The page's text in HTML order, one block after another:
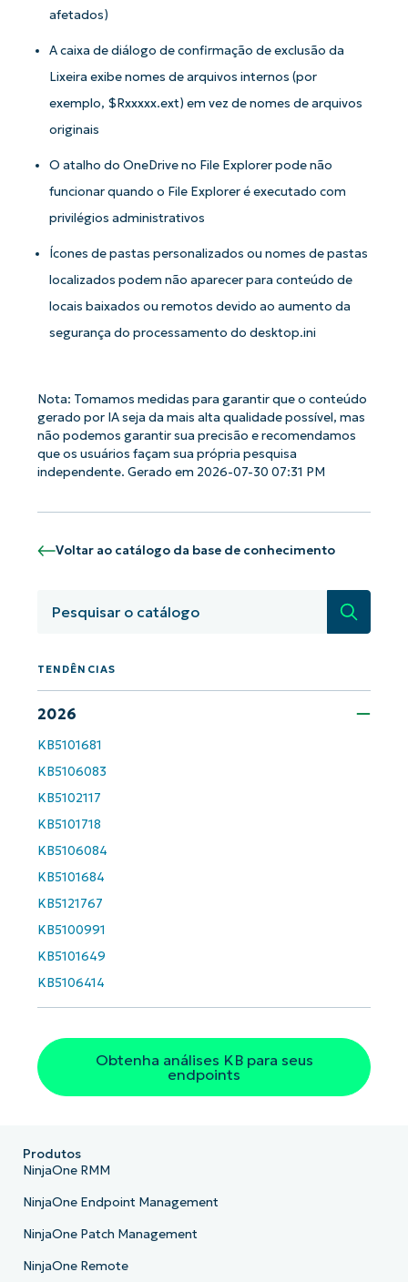
afetados)
A caixa de diálogo de confirmação de exclusão da
Lixeira exibe nomes de arquivos internos (por
exemplo, $Rxxxxx.ext) em vez de nomes de arquivos
originais
O atalho do OneDrive no File Explorer pode não
funcionar quando o File Explorer é executado com
privilégios administrativos
Ícones de pastas personalizados ou nomes de pastas
localizados podem não aparecer para conteúdo de
locais baixados ou remotos devido ao aumento da
segurança do processamento do desktop.ini
Nota: Tomamos medidas para garantir que o conteúdo
gerado por IA seja da mais alta qualidade possível, mas
não podemos garantir sua precisão e recomendamos
que os usuários façam sua própria pesquisa
independente. Gerado em 2026-07-30 07:31 PM
Voltar ao catálogo da base de conhecimento
TENDÊNCIAS
2026
KB5101681
KB5106083
KB5102117
KB5101718
KB5106084
KB5101684
KB5121767
KB5100991
KB5101649
KB5106414
Obtenha análises KB para seus
endpoints
Comece a usar as análises de KB
orientadas por IA do NinjaOne!
name*
Business
email*
number*
Company
Produtos
NinjaOne RMM
NinjaOne Endpoint Management
NinjaOne Patch Management
NinjaOne Remote